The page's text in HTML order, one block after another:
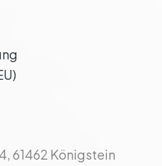
61462 Königstein